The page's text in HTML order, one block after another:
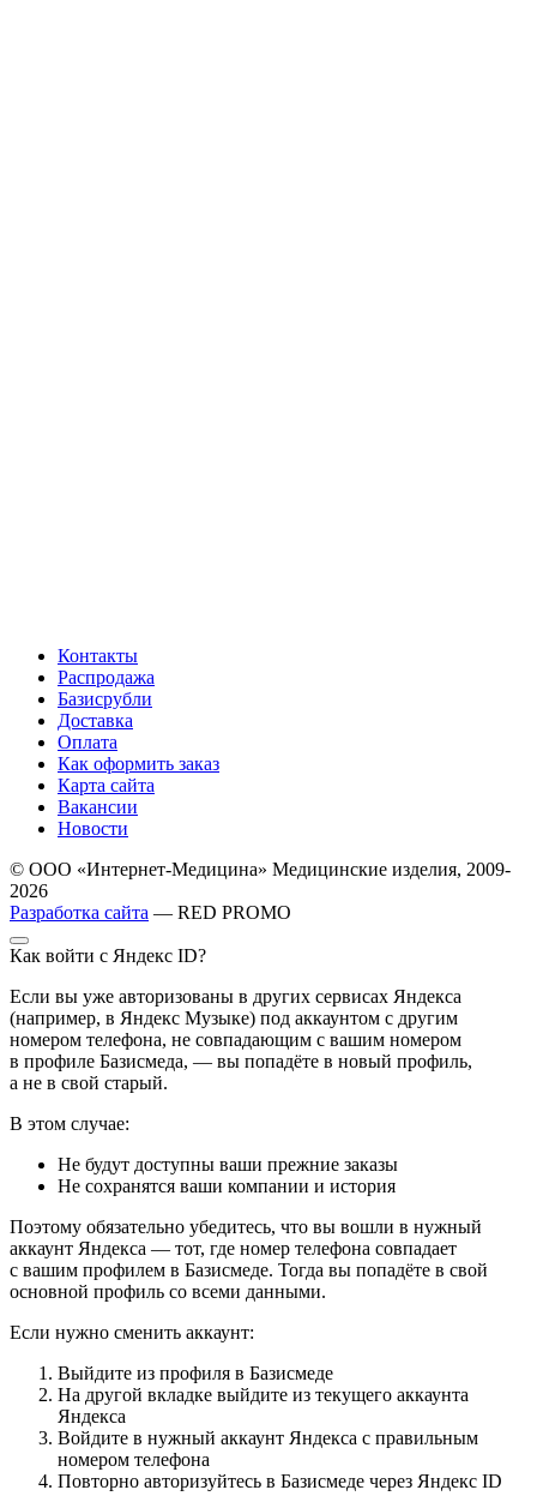
Контакты
Распродажа
Базисрубли
Доставка
Оплата
Как оформить заказ
Карта сайта
Вакансии
Новости
© ООО «Интернет-Медицина» Медицинские изделия, 2009-
2026
Разработка сайта — RED PROMO
Как войти с Яндекс ID?
Если вы уже авторизованы в других сервисах Яндекса
(например, в Яндекс Музыке) под аккаунтом с другим
номером телефона, не совпадающим с вашим номером
в профиле Базисмеда, — вы попадёте в новый профиль,
а не в свой старый.
В этом случае:
Не будут доступны ваши прежние заказы
Не сохранятся ваши компании и история
Поэтому обязательно убедитесь, что вы вошли в нужный
аккаунт Яндекса — тот, где номер телефона совпадает
с вашим профилем в Базисмеде. Тогда вы попадёте в свой
основной профиль со всеми данными.
Если нужно сменить аккаунт:
Выйдите из профиля в Базисмеде
На другой вкладке выйдите из текущего аккаунта
Яндекса
Войдите в нужный аккаунт Яндекса с правильным
номером телефона
Повторно авторизуйтесь в Базисмеде через Яндекс ID